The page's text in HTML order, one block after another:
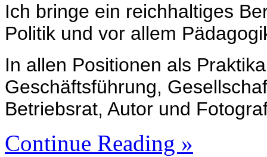
Ich bringe ein reichhaltiges
Politik und vor allem
In allen Positionen als
Geschäftsführung,
Betriebsrat, Autor und
Continue Reading »